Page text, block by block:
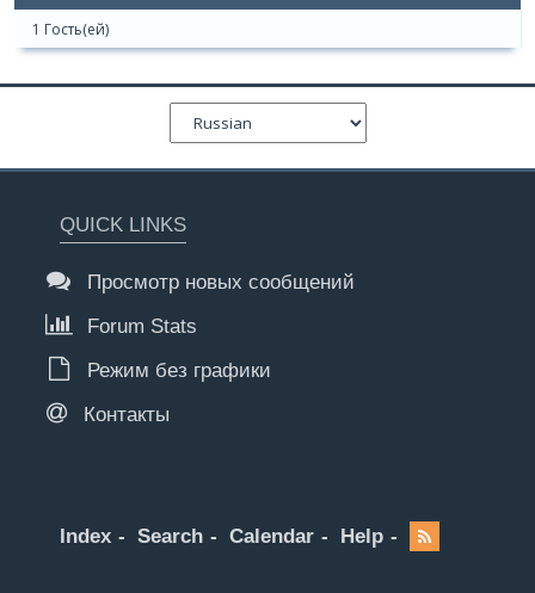
1 Гость(ей)
QUICK LINKS
Просмотр новых сообщений
Forum Stats
Режим без графики
Контакты
Index Search Calendar Help